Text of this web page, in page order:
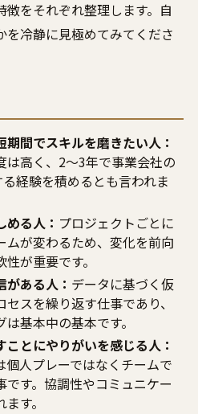
をそれぞれ整理します。自
冷静に見極めてみてくださ
間でスキルを磨きたい人：
は高く、2〜3年で事業会社の
経験を積めるとも言われま
る人： プロジェクトごとに
ムが変わるため、変化を前向
が重要です。
ある人： データに基づく仮
スを繰り返す仕事であり、
基本中の基本です。
とにやりがいを感じる人：
個人プレーではなくチームで
です。協調性やコミュニケー
す。